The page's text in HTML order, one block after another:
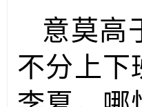
意莫高
不分上下